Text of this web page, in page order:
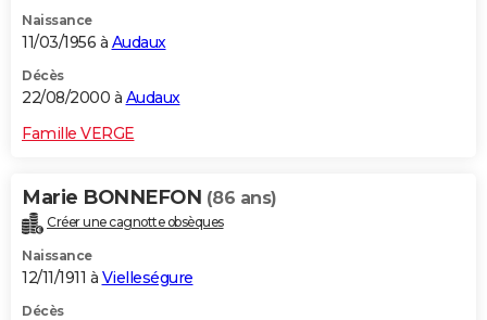
Naissance
11/03/1956 à Audaux
Décès
22/08/2000 à Audaux
Famille VERGE
Marie BONNEFON (86 ans)
Créer une cagnotte obsèques
Naissance
12/11/1911 à Vielleségure
Décès